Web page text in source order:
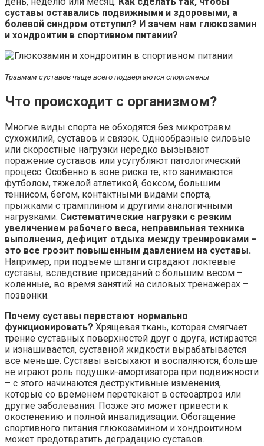
суставы оставались подвижными и здоровыми, а
болевой синдром отступил? И зачем нам глюкозамин
и хондроитин в спортивном питании?
Травмам суставов чаще всего подвергаются спортсмены
Что происходит с организмом?
Многие виды спорта не обходятся без микротравм
сухожилий, суставов и связок. Однообразные силовые
или скоростные нагрузки нередко вызывают
поражение суставов или усугубляют патологический
процесс. Особенно в зоне риска те, кто занимаются
футболом, тяжелой атлетикой, боксом, большим
теннисом, бегом, контактными видами спорта,
прыжками с трамплином и другими аналогичными
нагрузками. Систематические нагрузки с резким
увеличением рабочего веса, неправильная техника
выполнения, дефицит отдыха между тренировками –
это все грозит повышенным давлением на суставы.
Например, при подъеме штанги страдают локтевые
суставы, вследствие приседаний с большим весом –
коленные, во время занятий на силовых тренажерах –
позвонки.
Почему суставы перестают нормально
функционировать? Хрящевая ткань, которая смягчает
трение суставных поверхностей друг о друга, истирается
и изнашивается, суставной жидкости вырабатывается
все меньше. Суставы высыхают и воспаляются, больше
не играют роль подушки-амортизатора при подвижности
– с этого начинаются деструктивные изменения,
которые со временем перетекают в остеоартроз или
другие заболевания. Позже это может привести к
окостенению и полной инвалидизации. Обогащение
спортивного питания глюкозамином и хондроитином
может предотвратить деградацию суставов.